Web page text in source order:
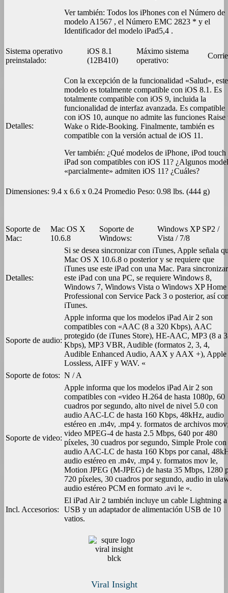
Ver también: Todos los iPhones con el Número de
modelo A1567 , el Número EMC 2823 * y el
Identificador del modelo iPad5,4 .
Sistema operativo
preinstalado:
iOS 8.1
(12B410)
Máximo sistema
operativo:
Detalles:
Con la excepción de la funcionalidad «Salud», este
modelo es totalmente compatible con iOS 8.1. Es
totalmente compatible con iOS 9, incluida la
funcionalidad de interfaz avanzada. Es compatible
con iOS 10, aunque no admite las funciones Raise
Wake o Ride-Booking. Finalmente, también es
compatible con la versión actual de iOS 11.
Ver también: ¿Qué modelos de iPhone, iPod touch
iPad son compatibles con iOS 11? ¿Algunos
«parcialmente» admiten iOS 11? ¿Cuáles?
Dimensiones: 9.4 x 6.6 x 0.24 Promedio Peso: 0.98 lbs. (444 g)
Soporte de
Mac:
Mac OS X
10.6.8
Soporte de
Windows:
Windows XP SP2 /
Vista / 7/8
Detalles:
Si se desea sincronizar con iTunes, Apple señala
Mac OS X 10.6.8 o posterior y se requiere que
iTunes use este iPad con una Mac. Para sincronizar
este iPad con una PC, se requiere Windows 8,
Windows 7, Windows Vista o Windows XP Home
Professional con Service Pack 3 o posterior, así
iTunes.
Soporte de audio:
Apple informa que los modelos iPad Air 2 son
compatibles con «AAC (8 a 320 Kbps), AAC
protegido (de iTunes Store), HE-AAC, MP3 (8 a
Kbps), MP3 VBR, Audible (formatos 2, 3, 4,
Audible Enhanced Audio, AAX y AAX +), Apple
Lossless, AIFF y WAV. «
Soporte de fotos: N / A
Soporte de video:
Apple informa que los modelos iPad Air 2 son
compatibles con «video H.264 de hasta 1080p, 60
cuadros por segundo, alto nivel de nivel 5.0 con
audio AAC-LC de hasta 160 Kbps, 48kHz, audio
estéreo en .m4v, .mp4 y. formatos de archivos
video MPEG-4 de hasta 2.5 Mbps, 640 por 480
píxeles, 30 cuadros por segundo, Simple Prole con
audio AAC-LC de hasta 160 Kbps por canal,
audio estéreo en .m4v, .mp4 y. formatos mov le,
Motion JPEG (M-JPEG) de hasta 35 Mbps, 1280
720 píxeles, 30 cuadros por segundo, audio in
audio estéreo PCM en formato .avi le «.
Incl. Accesorios:
El iPad Air 2 también incluye un cable Lightning a
USB y un adaptador de alimentación USB de 10
vatios.
Viral Insight